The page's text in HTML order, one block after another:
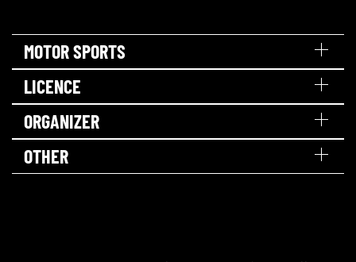
MOTOR SPORTS
LICENCE
ORGANIZER
OTHER